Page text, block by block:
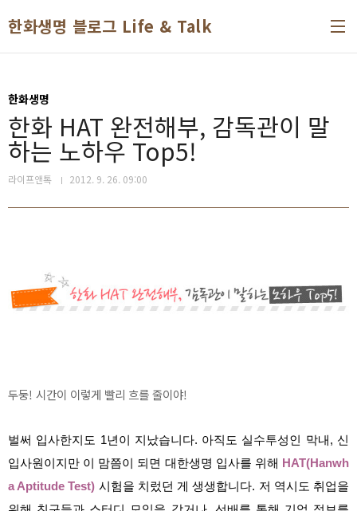
한화생명 블로그 Life & Talk
한화생명
한화 HAT 완전해부, 감독관이 말
하는 노하우 Top5!
라이프앤톡 2012. 9. 26. 09:00
두둥! 시간이 이렇게 빨리 흐를 줄이야!
벌써 입사한지도 1년이 지났습니다. 아직도 실수투성인 막내, 신
입사원이지만 이 맘쯤이 되면 대한생명 입사를 위해
HAT(Hanwh
a Aptitude Test) 시험을 치렀던 게 생생합니다. 저 역시도 취업을